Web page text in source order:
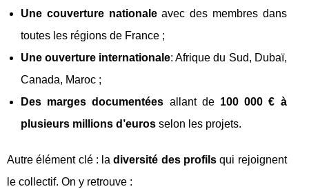
Une couverture nationaleavec des membres dans
toutes les régions de France ;
Une ouverture internationale: Afrique du Sud, Dubaï,
Canada, Maroc ;
Des marges documentées allant de 100 000 € à
plusieurs millions d’euros selon les projets.
Autre élément clé : ladiversité des profils qui rejoignent
le collectif. On y retrouve :